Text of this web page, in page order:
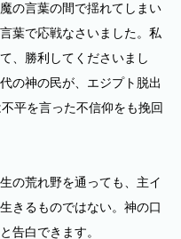
の言葉の間で揺れてしまい
葉で応戦なさいました。私
、勝利してくださいまし
の神の民が、エジプト脱出
平を言った不信仰をも挽回
の荒れ野を通っても、主イ
きるものではない。神の口
告白できます。